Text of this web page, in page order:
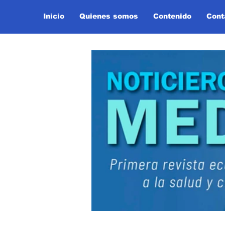
Inicio Quienes somos Contenido